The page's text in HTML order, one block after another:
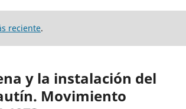
reciente.
y la instalación del
Movimiento